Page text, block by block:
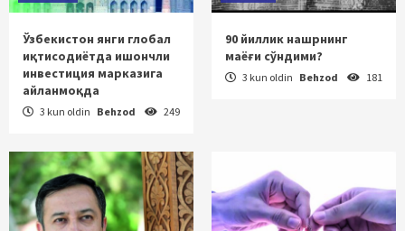
Ўзбекистон янги глобал
иқтисодиётда ишончли
инвестиция марказига
айланмоқда
3 kun oldin Behzod 249
90 йиллик нашрнинг
маёғи сўндими?
3 kun oldin Behzod 181